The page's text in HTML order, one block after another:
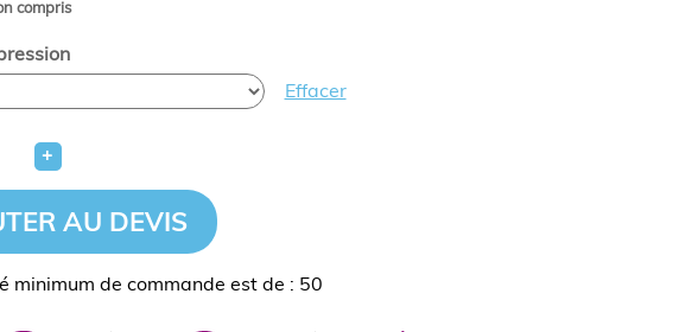
compris
Effacer
+
AU DEVIS
minimum de commande est de : 50